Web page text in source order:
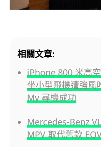
相關文章:
iPhone 800 米高
坐小型飛機遭強
My 尋機成功
Mercedes-Benz
MPV 取代舊款